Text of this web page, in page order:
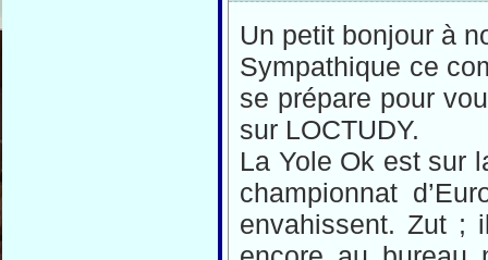
Un petit bonjour à
Sympathique ce
se prépare pour
sur LOCTUDY.
La Yole Ok est sur
championnat
envahissent. Zut ;